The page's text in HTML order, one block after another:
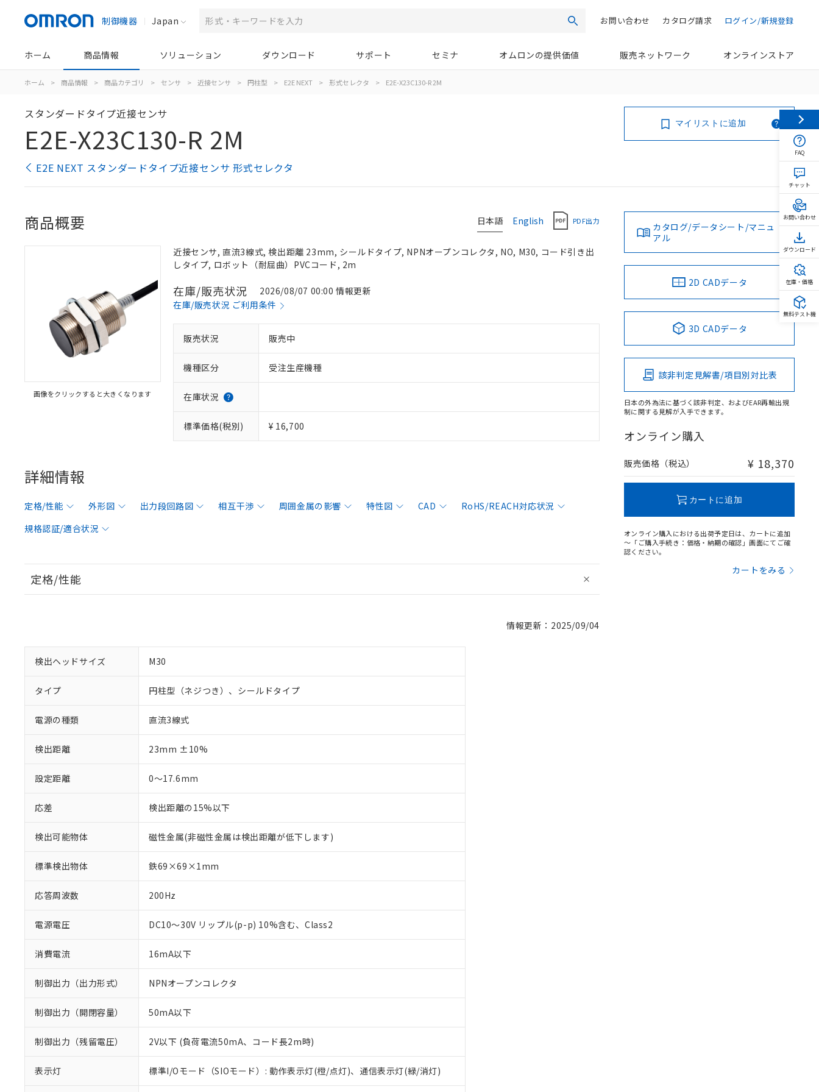
制御機器 Japan 検索 ログイン/新規登録
カタログ請求
お問い合わせ
ホーム 商品情報 ソリューション ダウンロード サポート セミナ オムロンの提供価値 販売ネットワーク オンラインストア
ホーム > 商品情報 > 商品カテゴリ > センサ > 近接センサ > 円柱型 > E2E NEXT > 形式セレクタ > E2E-X23C130-R 2M
スタンダードタイプ近接センサ
E2E-X23C130-R 2M
E2E NEXT スタンダードタイプ近接センサ 形式セレクタ
マイリストに追加
日本語 English PDF出力
商品概要
画像をクリックすると大きくなります
近接センサ, 直流3線式, 検出距離 23mm, シールドタイプ, NPNオープンコレクタ, NO, M30, コード引き出
しタイプ, ロボット（耐屈曲）PVCコード, 2m
在庫/販売状況
2026/08/07 00:00 情報更新
在庫/販売状況 ご利用条件
販売状況 販売中
機種区分 受注生産機種
在庫状況
標準価格(税別) ¥ 16,700
詳細情報
定格/性能 外形図 出力段回路図 相互干渉 周囲金属の影響 特性図 CAD
RoHS/REACH対応状況
規格認証/適合状況
定格/性能
情報更新：2025/09/04
検出ヘッドサイズ M30
タイプ 円柱型（ネジつき）、シールドタイプ
電源の種類 直流3線式
検出距離 23mm ±10%
設定距離 0～17.6mm
応差 検出距離の15%以下
検出可能物体 磁性金属(非磁性金属は検出距離が低下します)
標準検出物体 鉄69×69×1mm
応答周波数 200Hz
電源電圧 DC10～30V リップル(p-p) 10%含む、Class2
消費電流 16mA以下
制御出力（出力形式） NPNオープンコレクタ
制御出力（開閉容量） 50mA以下
制御出力（残留電圧） 2V以下 (負荷電流50mA、コード長2m時)
表示灯 標準I/Oモード（SIOモード）: 動作表示灯(橙/点灯)、通信表示灯(緑/消灯)
カタログ/データシート/マニュ
アル
2D CADデータ
3D CADデータ
該非判定見解書/項目別対比表
日本の外為法に基づく該非判定、およびEAR再輸出規
制に関する見解が入手できます。
オンライン購入
販売価格（税込） ¥ 18,370
カートに追加
オンライン購入における出荷予定日は、カートに追加
～「ご購入手続き：価格・納期の確認」画面にてご確
認ください。
カートをみる
※1 対応状況
対応済み：EU RoHS指令（10物質）の非含有に対応した製品が提供可能な商品です。
対応予定：EU RoHS指令（10物質）の非含有に対応した製品に切り替える予定のある商品です。
FAQ
チャット
お問い合わせ
ダウンロード
在庫・価格
無料テスト機